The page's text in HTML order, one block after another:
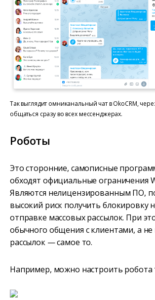
Так выглядит омниканальный чат в OkoCRM,
общаться сразу во всех мессенджерах.
Роботы
Это сторонние, самописные
обходят официальные ограничения
Являются нелицензированным ПО,
высокий риск получить блокировку
отправке массовых рассылок. При
обычного общения с клиентами, а не
рассылок — самое то.
Например, можно настроить робота